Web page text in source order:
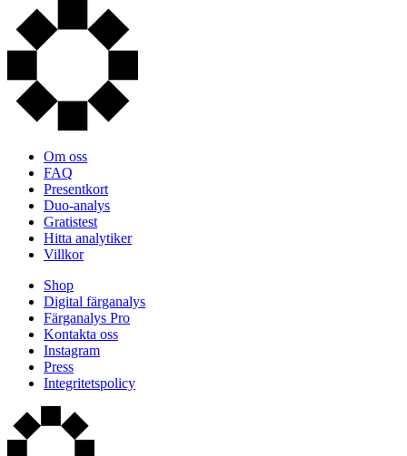
Om oss
FAQ
Presentkort
Duo-analys
Gratistest
Hitta analytiker
Villkor
Shop
Digital färganalys
Färganalys Pro
Kontakta oss
Instagram
Press
Integritetspolicy